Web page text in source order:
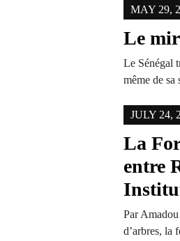
MAY 29,
Le
Le Sénégal
même de
JULY 24,
La
entre
Par
d’arbres, la